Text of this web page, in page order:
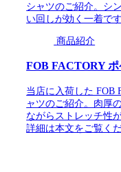
シャツのご紹介。シ
い回しが効く一着です
商品紹介
FOB FACTORY
当店に入荷した FOB
ャツのご紹介。肉厚
ながらストレッチ性
詳細は本文をご覧くだ